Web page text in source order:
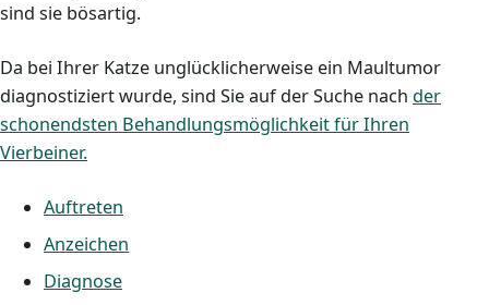
sind sie bösartig.
Da bei Ihrer Katze unglücklicherweise ein Maultumor
diagnostiziert wurde, sind Sie auf der Suche nach der
schonendsten Behandlungsmöglichkeit für Ihren
Vierbeiner.
Auftreten
Anzeichen
Diagnose